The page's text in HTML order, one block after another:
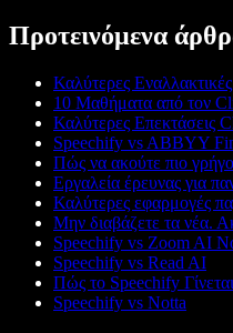
Προτεινόμενα
Καλύτερες
10 Μαθήματα από τον
Καλύτερες Επεκτάσεις
Speechify vs ABBYY
Πώς να ακούτε πιο
Εργαλεία έρευνας για
Καλύτερες εφαρμογές
Μην διαβάζετε τα νέα.
Speechify vs Zoom AI
Speechify vs Read AI
Πώς το Speechify
Speechify vs Notta